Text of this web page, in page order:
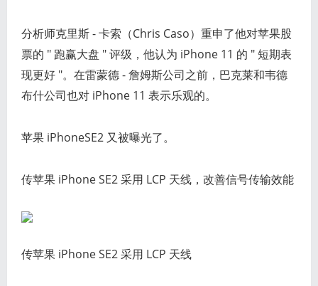
分析师克里斯 - 卡索（Chris Caso）重申了他对苹果股
票的 " 跑赢大盘 " 评级，他认为 iPhone 11 的 " 短期表
现更好 "。在雷蒙德 - 詹姆斯公司之前，巴克莱和韦德
布什公司也对 iPhone 11 表示乐观的。
苹果 iPhoneSE2 又被曝光了。
传苹果 iPhone SE2 采用 LCP 天线，改善信号传输效能
传苹果 iPhone SE2 采用 LCP 天线